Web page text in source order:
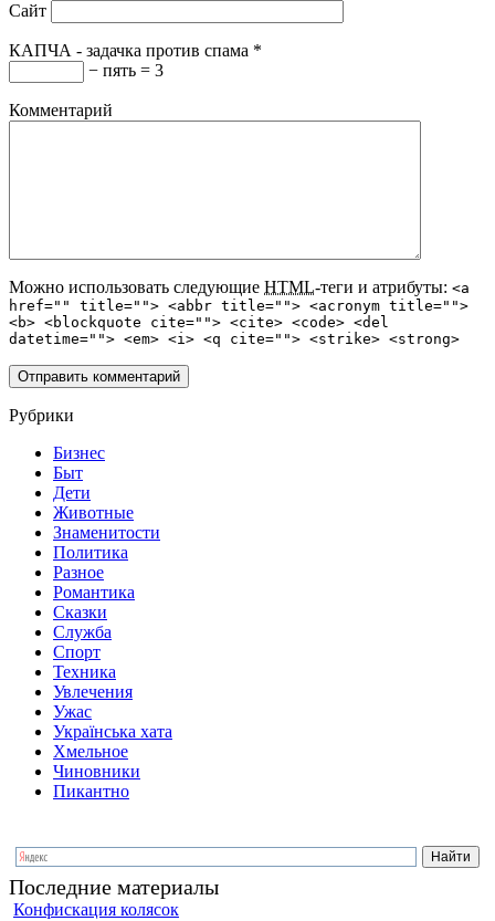
Сайт
КАПЧА - задачка против спама *
− пять = 3
Комментарий
Можно использовать следующие HTML-теги и атрибуты: <a
href="" title=""> <abbr title=""> <acronym title="">
<b> <blockquote cite=""> <cite> <code> <del
datetime=""> <em> <i> <q cite=""> <strike> <strong>
Рубрики
Бизнес
Быт
Дети
Животные
Знаменитости
Политика
Разное
Романтика
Сказки
Служба
Спорт
Техника
Увлечения
Ужас
Українська хата
Хмельное
Чиновники
Пикантно
Последние материалы
Конфискация колясок